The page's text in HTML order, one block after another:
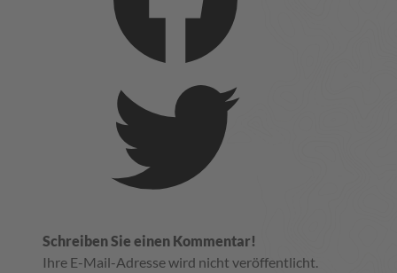
Schreiben Sie einen Kommentar!
Ihre E-Mail-Adresse wird nicht veröffentlicht.